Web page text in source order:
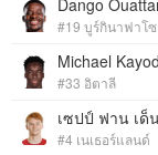
Dango
#19 บูร์กินาฟาโซ
Michael
#33 อิตาลี
เซปป์ ฟาน เด็
#4 เนเธอร์แลนด์